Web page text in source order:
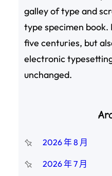
galley of type and
type specimen
five centuries, but
electronic
unchanged.
2026 年 8 月
2026 年 7 月